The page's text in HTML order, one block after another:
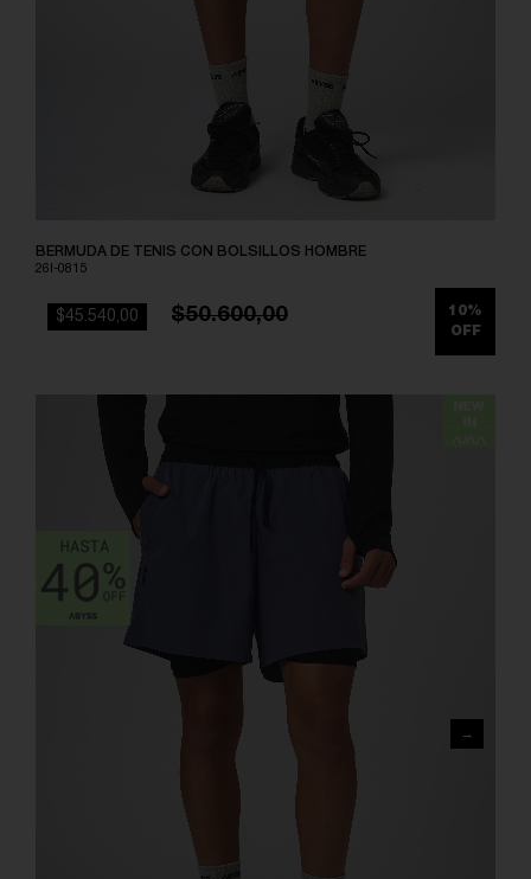
BERMUDA DE TENIS CON BOLSILLOS HOMBRE
26I-0815
$45.540,00 $50.600,00
10%
OFF